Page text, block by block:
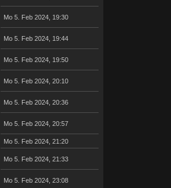
Mo 5. Feb 2024, 19:30
Mo 5. Feb 2024, 19:44
Mo 5. Feb 2024, 19:50
Mo 5. Feb 2024, 20:10
Mo 5. Feb 2024, 20:36
Mo 5. Feb 2024, 20:57
Mo 5. Feb 2024, 21:20
Mo 5. Feb 2024, 21:33
Mo 5. Feb 2024, 23:08